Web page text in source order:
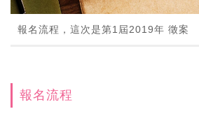
報名流程，這次是第1屆2019年 徵案
報名流程